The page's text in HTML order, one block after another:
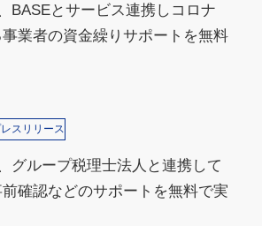
BASEとサービス連携しコロナ
業者の資金繰りサポートを無料
スリリース
グループ税理士法人と連携して
確認などのサポートを無料で実